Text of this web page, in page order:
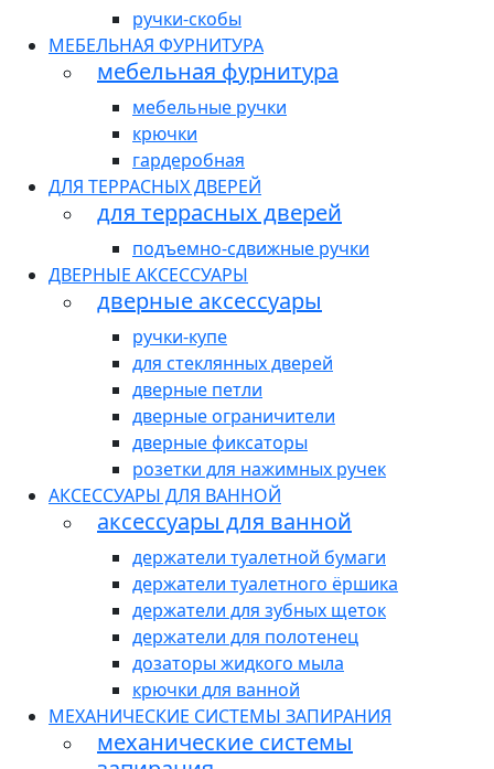
ручки-скобы
МЕБЕЛЬНАЯ ФУРНИТУРА
мебельная фурнитура
мебельные ручки
крючки
гардеробная
ДЛЯ ТЕРРАСНЫХ ДВЕРЕЙ
для террасных дверей
подъемно-сдвижные ручки
ДВЕРНЫЕ АКСЕССУАРЫ
дверные аксессуары
ручки-купе
для стеклянных дверей
дверные петли
дверные ограничители
дверные фиксаторы
розетки для нажимных ручек
АКСЕССУАРЫ ДЛЯ ВАННОЙ
аксессуары для ванной
держатели туалетной бумаги
держатели туалетного ёршика
держатели для зубных щеток
держатели для полотенец
дозаторы жидкого мыла
крючки для ванной
МЕХАНИЧЕСКИЕ СИСТЕМЫ ЗАПИРАНИЯ
механические системы